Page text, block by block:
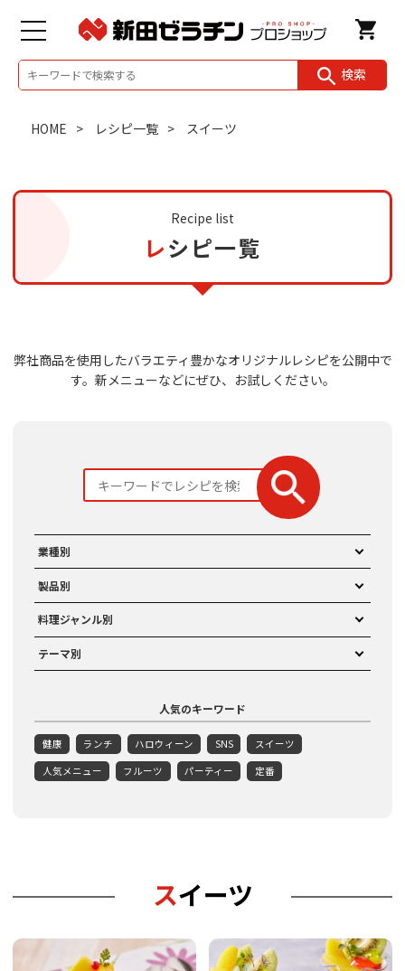
検索
HOME レシピ一覧 スイーツ
Recipe list
レシピ一覧
弊社商品を使用したバラエティ豊かなオリジナルレシピを公開中で
す。 新メニューなどにぜひ、お試しください。
業種別
製品別
料理ジャンル別
テーマ別
人気のキーワード
健康 ランチ ハロウィーン SNS スイーツ
人気メニュー フルーツ パーティー 定番
スイーツ